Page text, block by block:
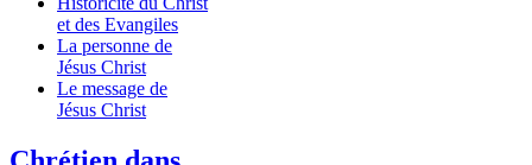
et des Evangiles
La personne de
Jésus Christ
Le message de
Jésus Christ